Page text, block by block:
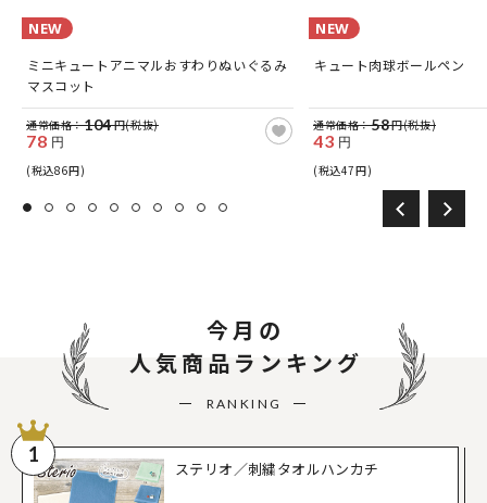
NEW
ミニキュートアニマルおすわりぬいぐるみ
マスコット
通常価格：104円(税抜)
78 円
(税込86円)
NEW
キュート肉球ボールペン
通常価格：58円(税抜)
43 円
(税込47円)
今月の
人気商品ランキング
RANKING
1
ステリオ／刺繍タオルハンカチ